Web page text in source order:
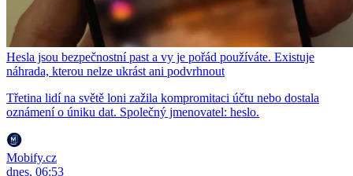
Hesla jsou bezpečnostní past a vy je pořád používáte. Existuje
náhrada, kterou nelze ukrást ani podvrhnout
Třetina lidí na světě loni zažila kompromitaci účtu nebo dostala
oznámení o úniku dat. Společný jmenovatel: heslo.
Mobify.cz
dnes, 06:53